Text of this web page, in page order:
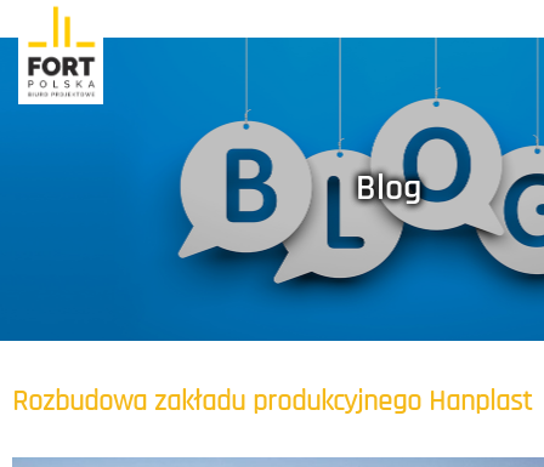
Blog
Rozbudowa zakładu produkcyjnego Hanplast